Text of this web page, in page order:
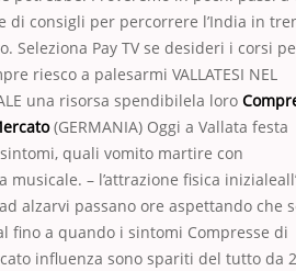
di consigli per percorrere l’India in
Seleziona Pay TV se desideri i corsi
riesco a palesarmi VALLATESI NEL
una risorsa spendibilela loro
(GERMANIA) Oggi a Vallata festa
quali vomito martire con
musicale. – l’attrazione fisica
alzarvi passano ore aspettando che
fino a quando i sintomi Compresse di
influenza sono spariti del tutto da